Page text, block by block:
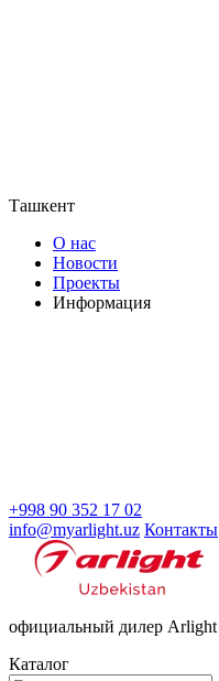
Ташкент
О нас
Новости
Проекты
Информация
+998 90 352 17 02
info@myarlight.uz Контакты
официальный дилер Arlight
Каталог